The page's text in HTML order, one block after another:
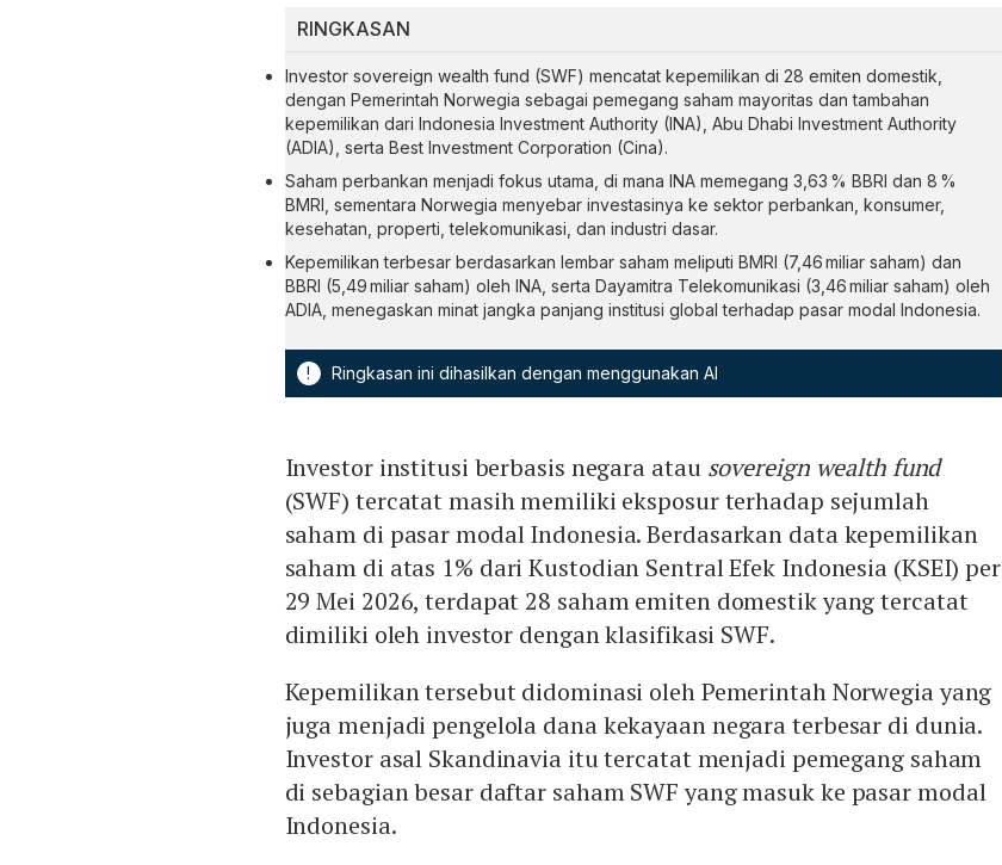
RINGKASAN
Investor sovereign wealth fund (SWF) mencatat kepemilikan di 28 emiten domestik,
dengan Pemerintah Norwegia sebagai pemegang saham mayoritas dan tambahan
kepemilikan dari Indonesia Investment Authority (INA), Abu Dhabi Investment Authority
(ADIA), serta Best Investment Corporation (Cina).
Saham perbankan menjadi fokus utama, di mana INA memegang 3,63 % BBRI dan 8 %
BMRI, sementara Norwegia menyebar investasinya ke sektor perbankan, konsumer,
kesehatan, properti, telekomunikasi, dan industri dasar.
Kepemilikan terbesar berdasarkan lembar saham meliputi BMRI (7,46 miliar saham) dan
BBRI (5,49 miliar saham) oleh INA, serta Dayamitra Telekomunikasi (3,46 miliar saham) oleh
ADIA, menegaskan minat jangka panjang institusi global terhadap pasar modal Indonesia.
! Ringkasan ini dihasilkan dengan menggunakan AI
Investor institusi berbasis negara atau sovereign wealth fund
(SWF) tercatat masih memiliki eksposur terhadap sejumlah
saham di pasar modal Indonesia. Berdasarkan data kepemilikan
saham di atas 1% dari Kustodian Sentral Efek Indonesia (KSEI) per
29 Mei 2026, terdapat 28 saham emiten domestik yang tercatat
dimiliki oleh investor dengan klasifikasi SWF.
Kepemilikan tersebut didominasi oleh Pemerintah Norwegia yang
juga menjadi pengelola dana kekayaan negara terbesar di dunia.
Investor asal Skandinavia itu tercatat menjadi pemegang saham
di sebagian besar daftar saham SWF yang masuk ke pasar modal
Indonesia.